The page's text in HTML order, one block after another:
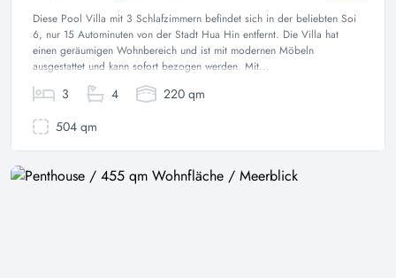
Diese Pool Villa mit 3 Schlafzimmern befindet sich in der beliebten Soi
6, nur 15 Autominuten von der Stadt Hua Hin entfernt. Die Villa hat
einen geräumigen Wohnbereich und ist mit modernen Möbeln
ausgestattet und kann sofort bezogen werden. Mit...
3 4
220 qm
504 qm